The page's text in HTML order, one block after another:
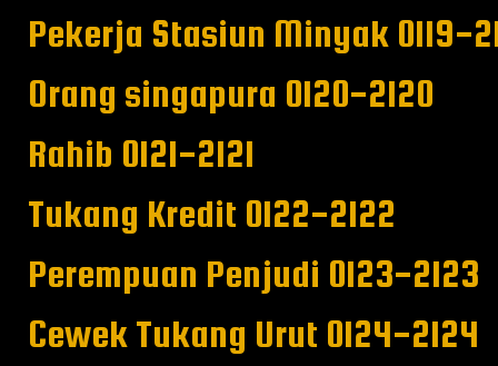
Pekerja Stasiun Minyak 0119-
Orang singapura 0120-2120
Rahib 0121-2121
Tukang Kredit 0122-2122
Perempuan Penjudi 0123-2123
Cewek Tukang Urut 0124-2124